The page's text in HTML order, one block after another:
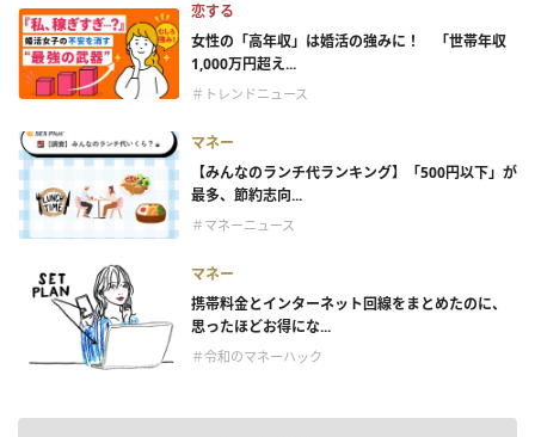
恋する
女性の「高年収」は婚活の強みに！ 「世帯年収
1,000万円超え...
＃トレンドニュース
マネー
【みんなのランチ代ランキング】「500円以下」が
最多、節約志向...
＃マネーニュース
マネー
携帯料金とインターネット回線をまとめたのに、
思ったほどお得にな...
＃令和のマネーハック